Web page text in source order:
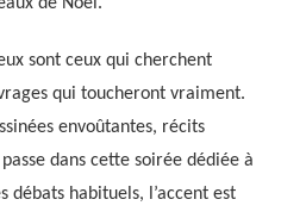
de Noël.
sont ceux qui cherchent
qui toucheront vraiment.
envoûtantes, récits
dans cette soirée dédiée à
débats habituels, l’accent est